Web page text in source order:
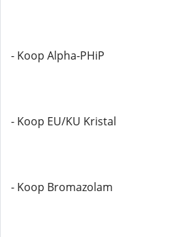
- Koop Alpha-PHiP
- Koop EU/KU Kristal
- Koop Bromazolam